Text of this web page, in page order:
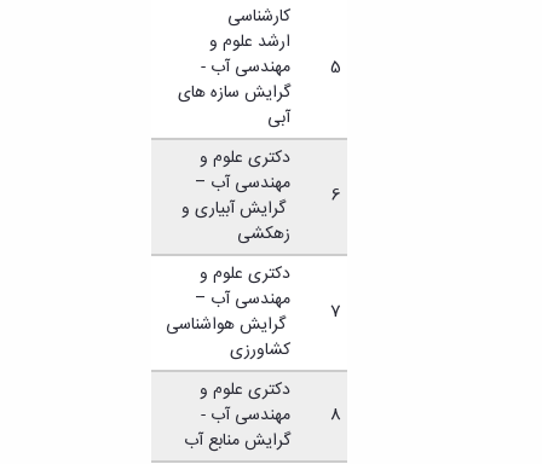
5
کارشناسی
ارشد علوم و
مهندسی آب -
گرایش سازه های
آبی
6
دکتری علوم و
مهندسی آب –
گرایش آبیاری و
زهکشی
7
دکتری علوم و
مهندسی آب –
گرایش هواشناسی
کشاورزی
8
دکتری علوم و
مهندسی آب -
گرایش منابع آب